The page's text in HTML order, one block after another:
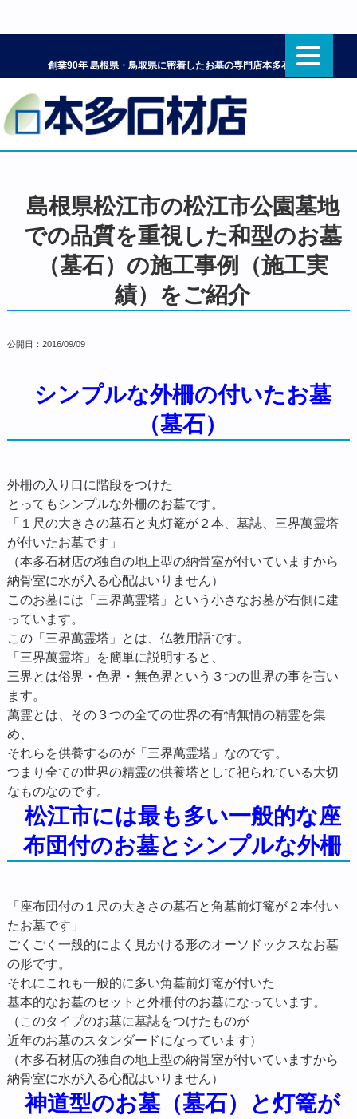
創業90年 島根県・鳥取県に密着したお墓の専門店本多石材店
島根県松江市の松江市公園墓地
での品質を重視した和型のお墓
（墓石）の施工事例（施工実
績）をご紹介
公開日： 2016/09/09
シンプルな外柵の付いたお墓
（墓石）
外柵の入り口に階段をつけた
とってもシンプルな外柵のお墓です。
「１尺の大きさの墓石と丸灯篭が２本、墓誌、三界萬霊塔
が付いたお墓です」
（本多石材店の独自の地上型の納骨室が付いていますから
納骨室に水が入る心配はいりません）
このお墓には「三界萬霊塔」という小さなお墓が右側に建
っています。
この「三界萬霊塔」とは、仏教用語です。
「三界萬霊塔」を簡単に説明すると、
三界とは俗界・色界・無色界という３つの世界の事を言い
ます。
萬霊とは、その３つの全ての世界の有情無情の精霊を集
め、
それらを供養するのが「三界萬霊塔」なのです。
つまり全ての世界の精霊の供養塔として祀られている大切
なものなのです。
松江市には最も多い一般的な座
布団付のお墓とシンプルな外柵
「座布団付の１尺の大きさの墓石と角墓前灯篭が２本付い
たお墓です」
ごくごく一般的によく見かける形のオーソドックスなお墓
の形です。
それにこれも一般的に多い角墓前灯篭が付いた
基本的なお墓のセットと外柵付のお墓になっています。
（このタイプのお墓に墓誌をつけたものが
近年のお墓のスタンダードになっています）
（本多石材店の独自の地上型の納骨室が付いていますから
納骨室に水が入る心配はいりません）
神道型のお墓（墓石）と灯篭が